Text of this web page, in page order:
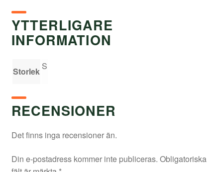
YTTERLIGARE
INFORMATION
Storlek S
RECENSIONER
Det finns inga recensioner än.
Din e-postadress kommer inte publiceras. Obligatoriska